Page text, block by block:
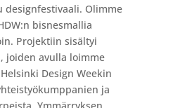
designfestivaali. Olimme
bisnesmallia
Projektiin sisältyi
joiden avulla loimme
Design Weekin
ja